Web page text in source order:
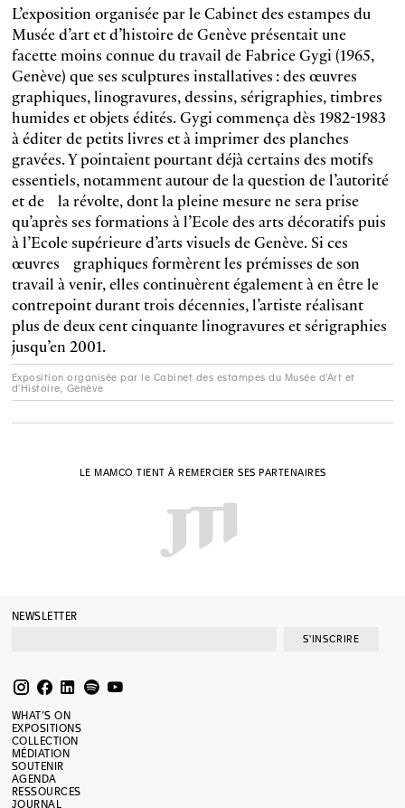
L’exposition organisée par le Cabinet des estampes du
Musée d’art et d’histoire de Genèveprésentait une
facette moins connue du travail de Fabrice Gygi (1965,
Genève) que ses sculptures installatives : des œuvres
graphiques, linogravures, dessins, sérigraphies, timbres
humides et objets édités. Gygi commença dès 1982-1983
à éditer de petits livres et à imprimer des planches
gravées. Y pointaient pourtant déjà certains des motifs
essentiels, notamment autour de la question de l’autorité
et de la révolte, dont la pleine mesure ne sera prise
qu’après ses formations à l’Ecole des arts décoratifs puis
à l’Ecole supérieure d’arts visuels de Genève. Si ces
œuvres graphiques formèrent les prémisses de son
travail à venir, elles continuèrent également à en être le
contrepoint durant trois décennies, l’artiste réalisant
plus de deux cent cinquante linogravures et sérigraphies
jusqu’en 2001.
Exposition organisée par le Cabinet des estampes du Musée d'Art et
d'Histoire, Genève
LE MAMCO TIENT À REMERCIER SES PARTENAIRES
NEWSLETTER
S'INSCRIRE
WHAT’S ON
EXPOSITIONS
COLLECTION
MÉDIATION
SOUTENIR
AGENDA
RESSOURCES
JOURNAL